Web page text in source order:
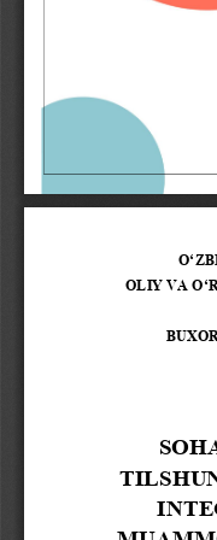
O‘
OLIY VA O‘